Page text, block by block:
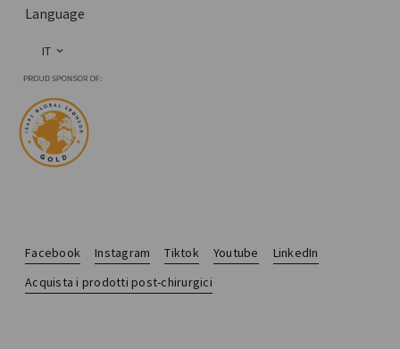
Language
IT
Facebook Instagram Tiktok Youtube
LinkedIn
Acquista i prodotti post-chirurgici